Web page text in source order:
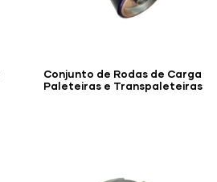
Conjunto de Rodas de Carga
Paleteiras e Transpaleteiras